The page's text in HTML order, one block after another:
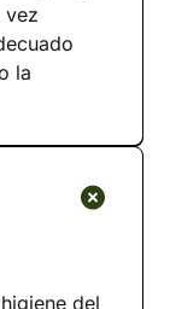
vez
la
del